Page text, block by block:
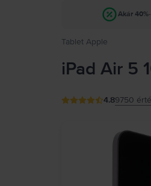
Akár
Tablet Apple
iPad Air 5
4.89750